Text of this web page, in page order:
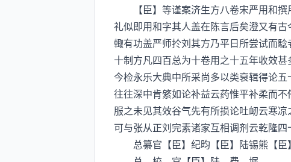
【臣】等谨案济生方八卷宋严用和撰
礼似即用和字其人盖在陈言后矣澄又有
輙有功盖严师扵刘其方乃平日所尝试而
十制方凡四百总为十卷用之十五年收效
今检永乐大典中所采尚多以类裒辑得论
往往深中肯綮如论补益云药惟平补柔而
服之未见其效谷气先有所损论吐衂云寒
可与张从正刘完素诸家互相调剂云乾隆
总纂官【臣】纪昀【臣】陆锡熊【臣